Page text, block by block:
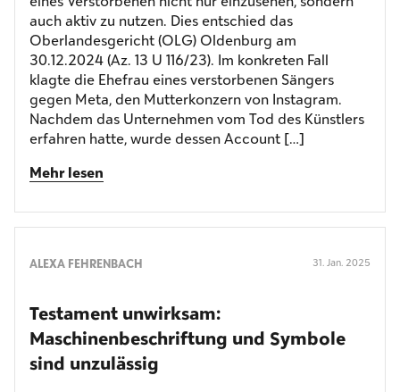
auch aktiv zu nutzen. Dies entschied das
Oberlandesgericht (OLG) Oldenburg am
30.12.2024 (Az. 13 U 116/23). Im konkreten Fall
klagte die Ehefrau eines verstorbenen Sängers
gegen Meta, den Mutterkonzern von Instagram.
Nachdem das Unternehmen vom Tod des Künstlers
erfahren hatte, wurde dessen Account […]
Mehr lesen
ALEXA FEHRENBACH 31. Jan. 2025
Testament unwirksam:
Maschinenbeschriftung und Symbole
sind unzulässig